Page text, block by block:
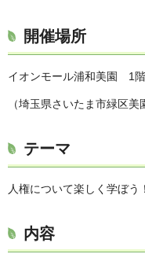
開催場所
イオンモール浦和美園 1
（埼玉県さいたま市緑区美
テーマ
人権について楽しく学ぼう！
内容